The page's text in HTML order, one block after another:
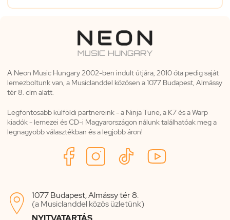
A Neon Music Hungary 2002-ben indult útjára, 2010 óta pedig saját
lemezboltunk van, a Musiclanddel közösen a 1077 Budapest, Almássy
tér 8. cím alatt.
Legfontosabb külföldi partnereink - a Ninja Tune, a K7 és a Warp
kiadók - lemezei és CD-i Magyarországon nálunk találhatóak meg a
legnagyobb választékban és a legjobb áron!

1077 Budapest, Almássy tér 8.
(a Musiclanddel közös üzletünk)